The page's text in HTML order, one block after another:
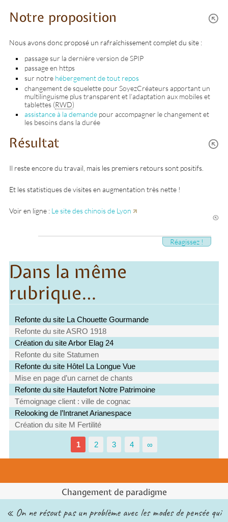
Notre proposition
Nous avons donc proposé un rafraîchissement complet du site :
passage sur la dernière version de SPIP
passage en https
sur notre hébergement de tout repos
changement de squelette pour SoyezCréateurs apportant un
multilinguisme plus transparent et l’adaptation aux mobiles et
tablettes (RWD)
assistance à la demande pour accompagner le changement et
les besoins dans la durée
Résultat
Il reste encore du travail, mais les premiers retours sont positifs.
Et les statistiques de visites en augmentation très nette !
Voir en ligne : Le site des chinois de Lyon
Réagissez !
Dans la même
rubrique…
Refonte du site La Chouette Gourmande
Refonte du site ASRO 1918
Création du site Arbor Elag 24
Refonte du site Statumen
Refonte du site Hôtel La Longue Vue
Mise en page d’un carnet de chants
Refonte du site Hautefort Notre Patrimoine
Témoignage client : ville de cognac
Relooking de l’Intranet Arianespace
Création du site M Fertilité
1 2 3 4 ∞
Changement de paradigme
« On ne résout pas un problème avec les modes de pensée qui